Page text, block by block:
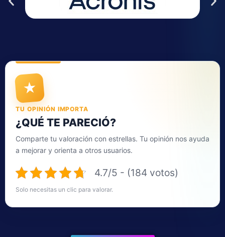
★
TU OPINIÓN IMPORTA
¿QUÉ TE PARECIÓ?
Comparte tu valoración con estrellas. Tu opinión nos ayuda
a mejorar y orienta a otros usuarios.
4.7/5 - (184 votos)
Solo necesitas un clic para valorar.